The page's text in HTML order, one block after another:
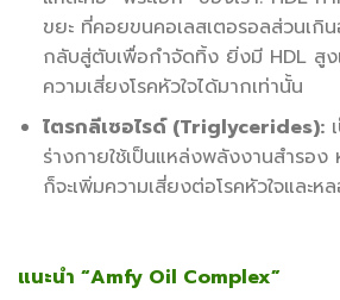
ขยะ ที่คอยขนคอเลสเตอรอลส่วนเกิ
กลับสู่ตับเพื่อกำจัดทิ้ง ยิ่งมี HDL สูง
ความเสี่ยงโรคหัวใจได้มากเท่านั้น
ไตรกลีเซอไรด์ (Triglycerides):
ร่างกายใช้เป็นแหล่งพลังงานสำรอง
ก็จะเพิ่มความเสี่ยงต่อโรคหัวใจและห
แนะนำ “Amfy Oil Complex”